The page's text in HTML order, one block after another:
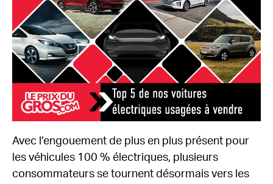
Avec l’engouement de plus en plus présent pour
les véhicules 100 % électriques, plusieurs
consommateurs se tournent désormais vers les